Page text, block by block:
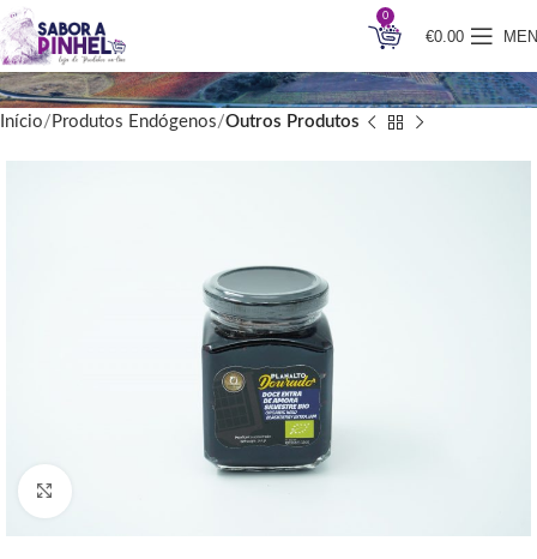
0
€0.00
Início Produtos Endógenos Outros Produtos